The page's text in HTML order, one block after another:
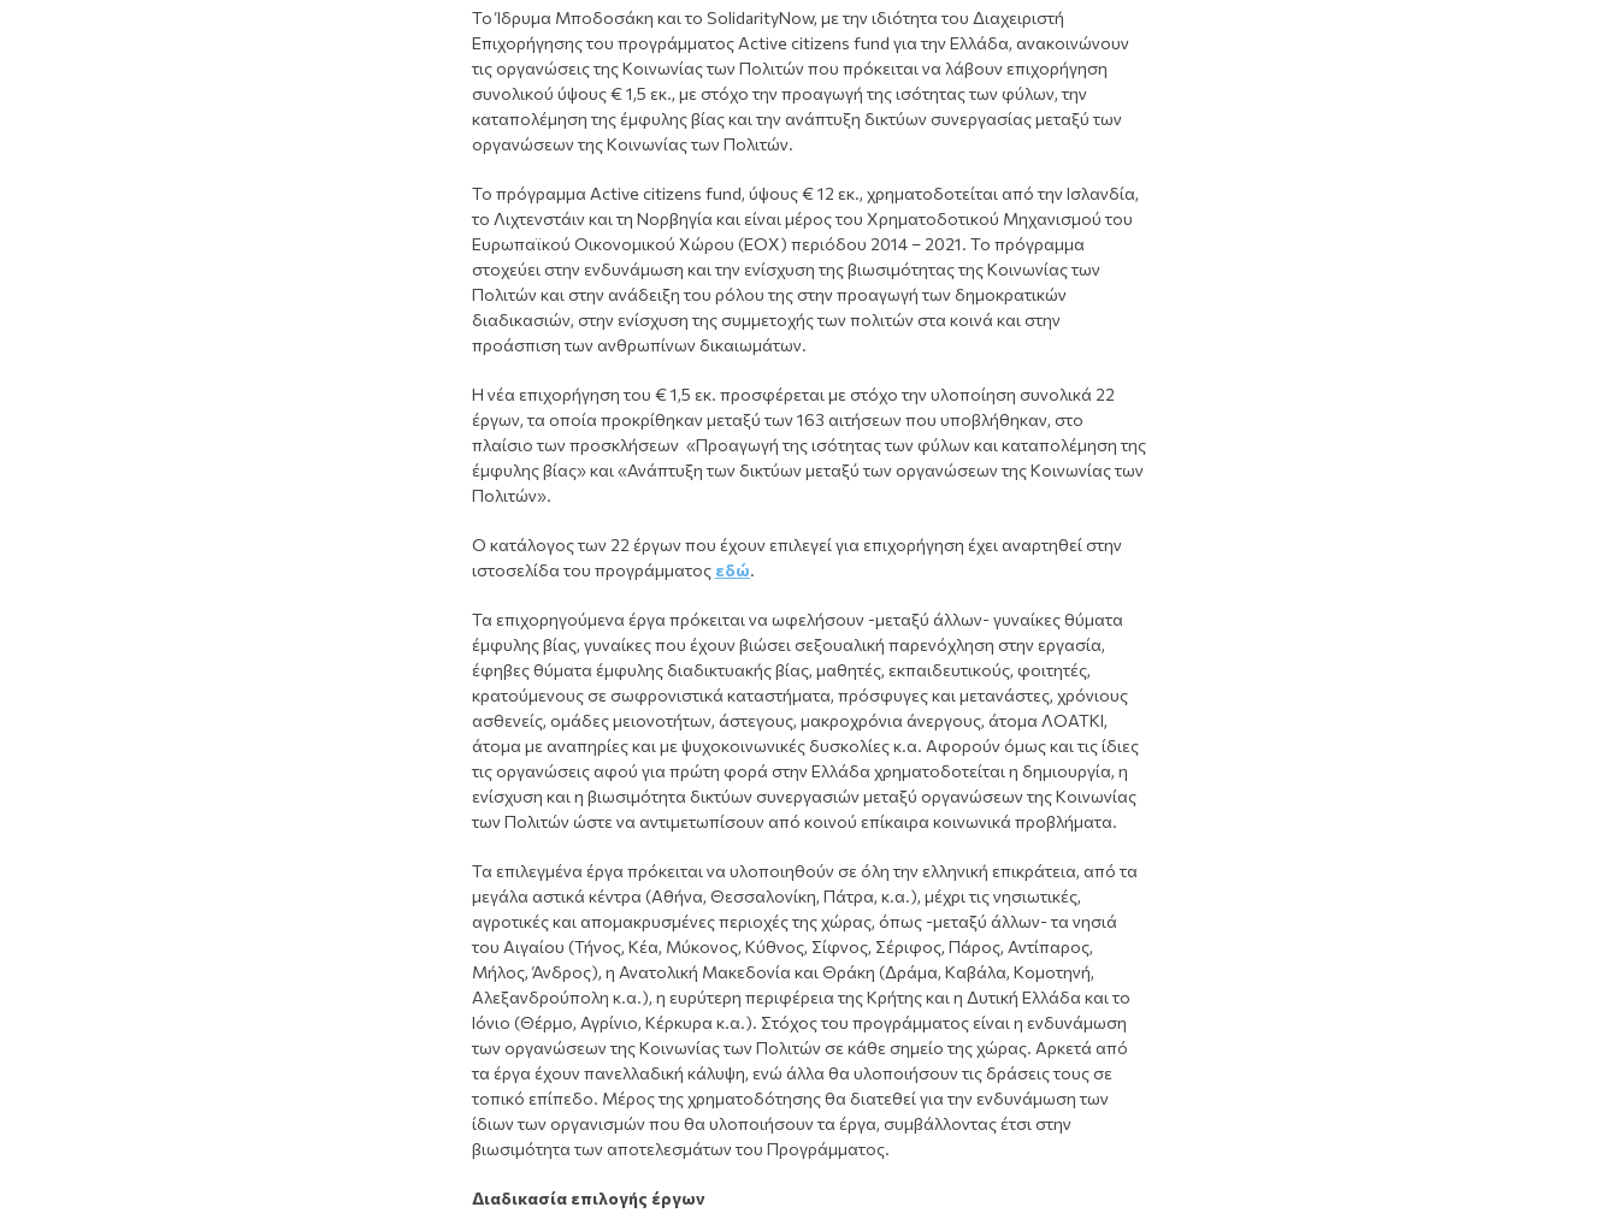
Το Ίδρυμα Μποδοσάκη και το SolidarityNow, με την ιδιότητα του Διαχειριστή
Επιχορήγησης του προγράμματος Active citizens fund για την Ελλάδα, ανακοινώνουν
τις οργανώσεις της Κοινωνίας των Πολιτών που πρόκειται να λάβουν επιχορήγηση
συνολικού ύψους € 1,5 εκ., με στόχο την προαγωγή της ισότητας των φύλων, την
καταπολέμηση της έμφυλης βίας και την ανάπτυξη δικτύων συνεργασίας μεταξύ των
οργανώσεων της Κοινωνίας των Πολιτών.
Το πρόγραμμα Active citizens fund, ύψους € 12 εκ., χρηματοδοτείται από την Ισλανδία,
το Λιχτενστάιν και τη Νορβηγία και είναι μέρος του Χρηματοδοτικού Μηχανισμού του
Ευρωπαϊκού Οικονομικού Χώρου (ΕΟΧ) περιόδου 2014 – 2021. Το πρόγραμμα
στοχεύει στην ενδυνάμωση και την ενίσχυση της βιωσιμότητας της Κοινωνίας των
Πολιτών και στην ανάδειξη του ρόλου της στην προαγωγή των δημοκρατικών
διαδικασιών, στην ενίσχυση της συμμετοχής των πολιτών στα κοινά και στην
προάσπιση των ανθρωπίνων δικαιωμάτων.
Η νέα επιχορήγηση του € 1,5 εκ. προσφέρεται με στόχο την υλοποίηση συνολικά 22
έργων, τα οποία προκρίθηκαν μεταξύ των 163 αιτήσεων που υποβλήθηκαν, στο
πλαίσιο των προσκλήσεων «Προαγωγή της ισότητας των φύλων και καταπολέμηση της
έμφυλης βίας» και «Ανάπτυξη των δικτύων μεταξύ των οργανώσεων της Κοινωνίας των
Πολιτών».
Ο κατάλογος των 22 έργων που έχουν επιλεγεί για επιχορήγηση έχει αναρτηθεί στην
ιστοσελίδα του προγράμματος εδώ.
Τα επιχορηγούμενα έργα πρόκειται να ωφελήσουν -μεταξύ άλλων- γυναίκες θύματα
έμφυλης βίας, γυναίκες που έχουν βιώσει σεξουαλική παρενόχληση στην εργασία,
έφηβες θύματα έμφυλης διαδικτυακής βίας, μαθητές, εκπαιδευτικούς, φοιτητές,
κρατούμενους σε σωφρονιστικά καταστήματα, πρόσφυγες και μετανάστες, χρόνιους
ασθενείς, ομάδες μειονοτήτων, άστεγους, μακροχρόνια άνεργους, άτομα ΛΟΑΤΚΙ,
άτομα με αναπηρίες και με ψυχοκοινωνικές δυσκολίες κ.α. Αφορούν όμως και τις ίδιες
τις οργανώσεις αφού για πρώτη φορά στην Ελλάδα χρηματοδοτείται η δημιουργία, η
ενίσχυση και η βιωσιμότητα δικτύων συνεργασιών μεταξύ οργανώσεων της Κοινωνίας
των Πολιτών ώστε να αντιμετωπίσουν από κοινού επίκαιρα κοινωνικά προβλήματα.
Τα επιλεγμένα έργα πρόκειται να υλοποιηθούν σε όλη την ελληνική επικράτεια, από τα
μεγάλα αστικά κέντρα (Αθήνα, Θεσσαλονίκη, Πάτρα, κ.α.), μέχρι τις νησιωτικές,
αγροτικές και απομακρυσμένες περιοχές της χώρας, όπως -μεταξύ άλλων- τα νησιά
του Αιγαίου (Τήνος, Κέα, Μύκονος, Κύθνος, Σίφνος, Σέριφος, Πάρος, Αντίπαρος,
Μήλος, Άνδρος), η Ανατολική Μακεδονία και Θράκη (Δράμα, Καβάλα, Κομοτηνή,
Αλεξανδρούπολη κ.α.), η ευρύτερη περιφέρεια της Κρήτης και η Δυτική Ελλάδα και το
Ιόνιο (Θέρμο, Αγρίνιο, Κέρκυρα κ.α.). Στόχος του προγράμματος είναι η ενδυνάμωση
των οργανώσεων της Κοινωνίας των Πολιτών σε κάθε σημείο της χώρας. Αρκετά από
τα έργα έχουν πανελλαδική κάλυψη, ενώ άλλα θα υλοποιήσουν τις δράσεις τους σε
τοπικό επίπεδο. Μέρος της χρηματοδότησης θα διατεθεί για την ενδυνάμωση των
ίδιων των οργανισμών που θα υλοποιήσουν τα έργα, συμβάλλοντας έτσι στην
βιωσιμότητα των αποτελεσμάτων του Προγράμματος.
Διαδικασία επιλογής έργων